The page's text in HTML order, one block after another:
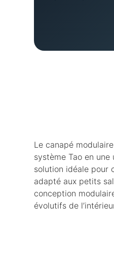
Le canapé
système Tao en
solution idéale pour
adapté aux petits
conception
évolutifs de